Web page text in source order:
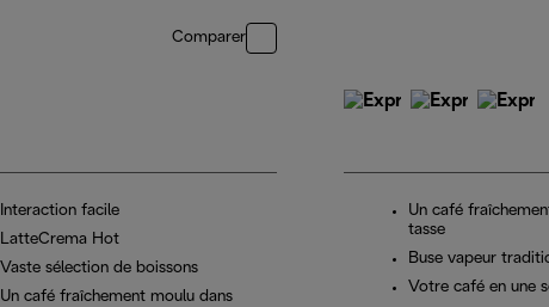
Comparer
Interaction facile
LatteCrema Hot
Vaste sélection de boissons
Un café fraîchement moulu dans
Un café
tasse
Buse vapeur
Votre café en une